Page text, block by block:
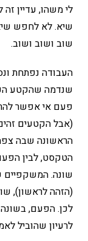
לי משהו, עדיין
שיא. לא לחפש
שוב ושוב ושוב.
העבודה נפתחת
שנדמה שהקטע
פעם אי אפשר
(אבל הקטעים
הראשונה שבה
הטקסט, לבין
שונה. המשקפיים
(הזהה לראשון),
לכן. הפעם, בשונה
לרעיון שהוביל